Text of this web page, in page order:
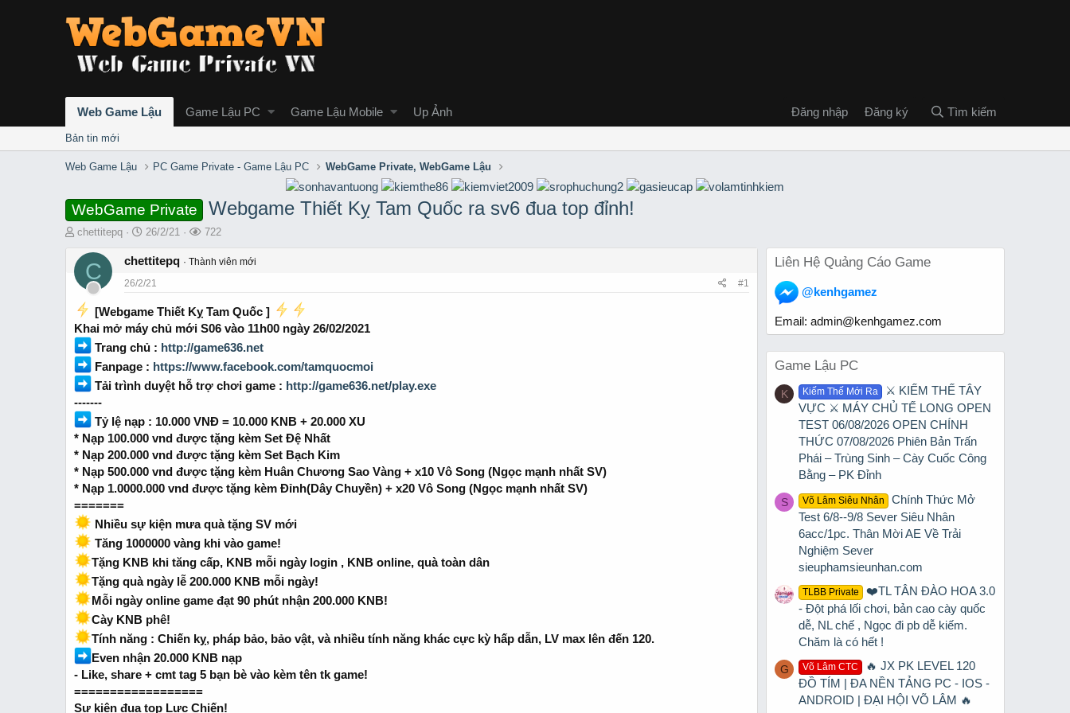
Web Game Lậu Game Lậu PC Game Lậu Mobile Up Ảnh Đăng nhập Đăng ký Tìm kiếm
Bản tin mới
Web Game Lậu PC Game Private - Game Lậu PC WebGame Private, WebGame Lậu
WebGame Private Webgame Thiết Kỵ Tam Quốc ra sv6 đua top đỉnh!
T
r
a
d
s
t
a
r
t
e
r
chettitepq
S
a
t
a
t
e
26/2/21
L
ợ
m
722
C chettitepq
Thành viên mới
26/2/21
#1
[Webgame Thiết Kỵ Tam Quốc ]
Khai mở máy chủ mới S06 vào 11h00 ngày 26/02/2021
Trang chủ : http://game636.net
Fanpage : https://www.facebook.com/tamquocmoi
Tải trình duyệt hỗ trợ chơi game : http://game636.net/play.exe
-------
Tỷ lệ nạp : 10.000 VNĐ = 10.000 KNB + 20.000 XU
* Nạp 100.000 vnd được tặng kèm Set Đệ Nhất
* Nạp 200.000 vnd được tặng kèm Set Bạch Kim
* Nạp 500.000 vnd được tặng kèm Huân Chương Sao Vàng + x10 Vô Song (Ngọc mạnh nhất SV)
* Nạp 1.0000.000 vnd được tặng kèm Đỉnh(Dây Chuyền) + x20 Vô Song (Ngọc mạnh nhất SV)
=======
Nhiều sự kiện mưa quà tặng SV mới
Tăng 1000000 vàng khi vào game!
Tặng KNB khi tăng cấp, KNB mỗi ngày login , KNB online, quà toàn dân
Tặng quà ngày lễ 200.000 KNB mỗi ngày!
Mỗi ngày online game đạt 90 phút nhận 200.000 KNB!
Cày KNB phê!
Tính năng : Chiến kỵ, pháp bảo, bảo vật, và nhiều tính năng khác cực kỳ hấp dẫn, LV max lên đến 120.
Even nhận 20.000 KNB nạp
- Like, share + cmt tag 5 bạn bè vào kèm tên tk game!
==================
Sự kiện đua top Lực Chiến!
Liên Hệ Quảng Cáo Game
@kenhgamez
Email: admin@kenhgamez.com
Game Lậu PC
K Kiếm Thế Mới Ra
⚔️ KIẾM THẾ TÂY
VỰC ⚔️ MÁY CHỦ TẾ LONG OPEN
TEST 06/08/2026 OPEN CHÍNH
THỨC 07/08/2026 Phiên Bản Trấn
Phái – Trùng Sinh – Cày Cuốc Công
Bằng – PK Đỉnh
S Võ Lâm Siêu Nhân
Chính Thức Mở
Test 6/8--9/8 Sever Siêu Nhân
6acc/1pc. Thân Mời AE Về Trải
Nghiệm Sever
sieuphamsieunhan.com
TLBB Private
❤️TL TÂN ĐÀO HOA 3.0
- Đột phá lối chơi, bản cao cày quốc
dễ, NL chế , Ngọc đi pb dễ kiếm.
Chăm là có hết !
G Võ Lâm CTC
🔥 JX PK LEVEL 120
ĐỒ TÍM | ĐA NỀN TẢNG PC - IOS -
ANDROID | ĐẠI HỘI VÕ LÂM 🔥